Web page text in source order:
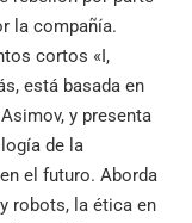
la compañía.
cortos «I,
está basada en
y presenta
de la
el futuro. Aborda
robots, la ética en